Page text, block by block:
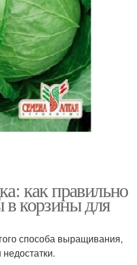
как правильно
корзины для
способа выращивания,